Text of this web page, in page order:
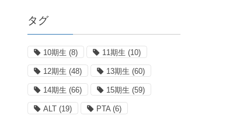
タグ
10期生 (8) 11期生 (10)
12期生 (48) 13期生 (60)
14期生 (66) 15期生 (59)
ALT(19) PTA(6)